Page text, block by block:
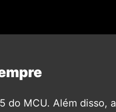
do MCU. Além disso, a